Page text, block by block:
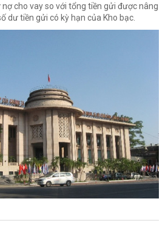
nợ cho vay so với tổng tiền gửi được nâng
dư tiền gửi có kỳ hạn của Kho bạc.